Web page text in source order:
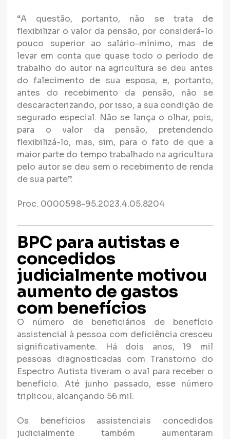
“A questão, portanto, não se trata de
flexibilizar o valor da pensão, por considerá-lo
pouco superior ao salário-mínimo, mas de
levar em conta que quase todo o período de
trabalho do autor na agricultura se deu antes
do falecimento de sua esposa, e, portanto,
antes do recebimento da pensão, não se
descaracterizando, por isso, a sua condição de
segurado especial. Não se lança o olhar, pois,
para o valor da pensão, pretendendo
flexibilizá-lo, mas, sim, para o fato de que a
maior parte do tempo trabalhado na agricultura
pelo autor se deu sem o recebimento de renda
de sua parte”.
Proc. 0000598-95.2023.4.05.8204
BPC para autistas e
concedidos
judicialmente motivou
aumento de gastos
com benefícios
O número de beneficiários de benefício
assistencial à pessoa com deficiência cresceu
significativamente. Há dois anos, 19 mil
pessoas diagnosticadas com Transtorno do
Espectro Autista tiveram o aval para receber o
benefício. Até junho passado, esse número
triplicou, alcançando 56 mil.
Os benefícios assistenciais concedidos
judicialmente também aumentaram